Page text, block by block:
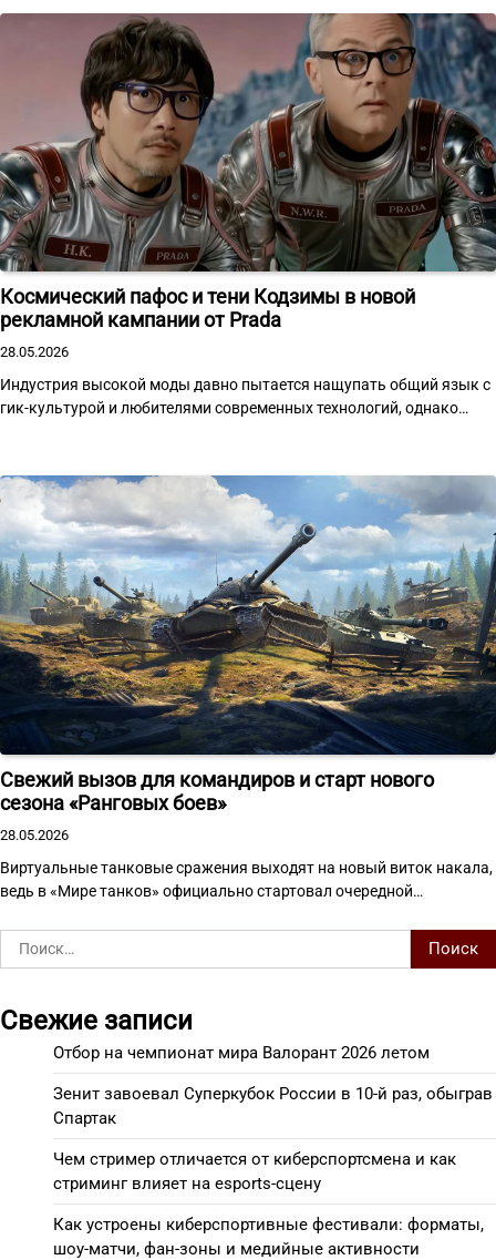
Космический пафос и тени Кодзимы в новой
рекламной кампании от Prada
28.05.2026
Индустрия высокой моды давно пытается нащупать общий язык с
гик-культурой и любителями современных технологий, однако…
Свежий вызов для командиров и старт нового
сезона «Ранговых боев»
28.05.2026
Виртуальные танковые сражения выходят на новый виток накала,
ведь в «Мире танков» официально стартовал очередной…
Найти:
Свежие записи
Отбор на чемпионат мира Валорант 2026 летом
Зенит завоевал Суперкубок России в 10-й раз, обыграв
Спартак
Чем стример отличается от киберспортсмена и как
стриминг влияет на esports-сцену
Как устроены киберспортивные фестивали: форматы,
шоу-матчи, фан-зоны и медийные активности